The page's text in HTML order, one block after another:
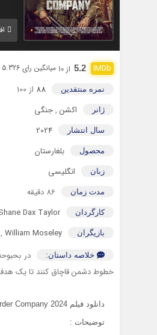
5.2 از 10 میانگین رای 5.326 نفر
نمره منتقدین 88 از 100
ژانر اکشن ,جنگی
سال انتشار 2024
محصول بلغارستان
زبان انگلیسی
مدت زمان 86 دقیقه
کارگردان Dax Taylor
بازیگران , William Moseley
خلاصه داستان:
خطوط دشمن قاچاق کنند تا یک هدف
دانلود فیلم Murder Company 2024 با دوبله اختصاصی
توضیحات :